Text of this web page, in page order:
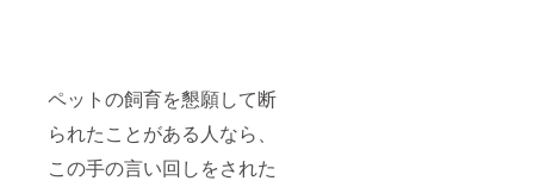
ペットの飼育を懇願して断
られたことがある人なら、
この手の言い回しをされた